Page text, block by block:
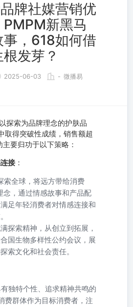
牌社媒营销优
PMPM新黑马
，618如何借
发芽？
2025-06-03 - 微播易
探索为品牌理念的护肤品
取得突破性成绩，销售额超
要归功于以下策略：
接 ：
索全球，将远方带给消费
念，通过情感故事和产品配
足年轻消费者对情感连接和
探索精神，从创立到拓展，
国生物多样性公约会议，展
索文化和社会责任。
独特个性、追求精神共鸣的
费群体作为目标消费者，注